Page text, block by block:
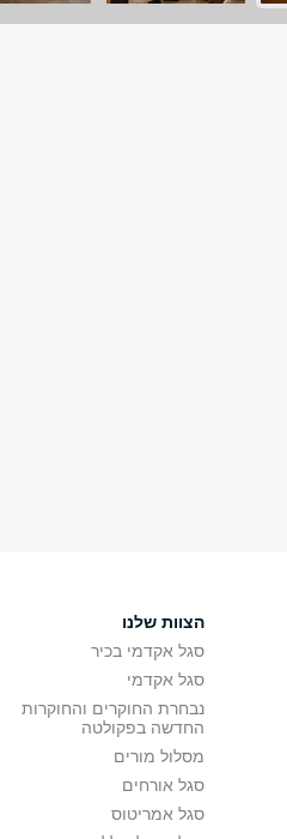
הצוות שלנו
סגל אקדמי בכיר
סגל אקדמי
נבחרת החוקרים והחוקרות
החדשה בפקולטה
מסלול מורים
סגל אורחים
סגל אמריטוס